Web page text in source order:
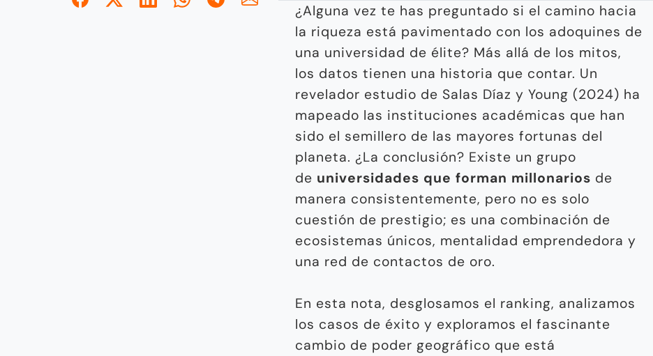
¿Alguna vez te has preguntado si el camino hacia
la riqueza está pavimentado con los adoquines de
una universidad de élite? Más allá de los mitos,
los datos tienen una historia que contar. Un
revelador estudio de Salas Díaz y Young (2024) ha
mapeado las instituciones académicas que han
sido el semillero de las mayores fortunas del
planeta. ¿La conclusión? Existe un grupo
de universidades que forman millonarios de
manera consistentemente, pero no es solo
cuestión de prestigio; es una combinación de
ecosistemas únicos, mentalidad emprendedora y
una red de contactos de oro.
En esta nota, desglosamos el ranking, analizamos
los casos de éxito y exploramos el fascinante
cambio de poder geográfico que está